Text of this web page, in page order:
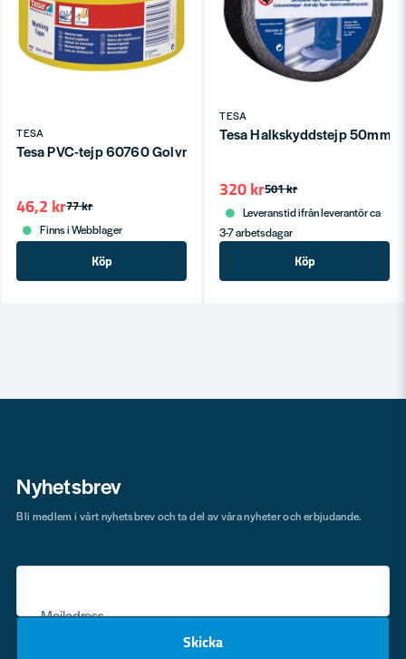
TESA
Tesa PVC-tejp 60760 Golvmarkering
77 kr
46,2 kr
Finns i Webblager
Köp
TESA
Tesa Halkskyddstejp
501 kr
320 kr
Leveranstid ifrån leverantör ca
3-7 arbetsdagar
Köp
Nyhetsbrev
Mejladress
Skicka
Bli medlem i vårt nyhetsbrev och ta del av våra nyheter och erbjudande.